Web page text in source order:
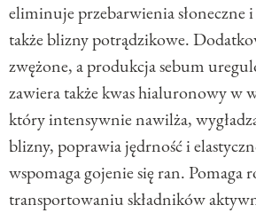
eliminuje przebarwienia słoneczne
także blizny potrądzikowe.
zwężone, a produkcja sebum
zawiera także kwas hialuronowy w
który intensywnie nawilża,
blizny, poprawia jędrność i
wspomaga gojenie się ran. Pomaga
transportowaniu składników